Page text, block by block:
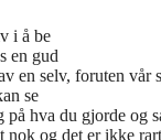
i å be
en gud
en selv, foruten vår
se
på hva du gjorde og
nok og det er ikke